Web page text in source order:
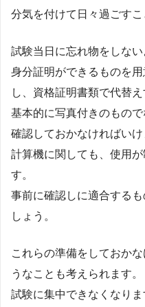
分気を付けて日々過ごすこ
試験当日に忘れ物をしな
身分証明ができるものを
し、資格証明書類で代替
基本的に写真付きのもの
確認しておかなければいけ
計算機に関しても、使用
す。
事前に確認しに適合する
しょう。
これらの準備をしておか
うなことも考えられます。
試験に集中できなくなり